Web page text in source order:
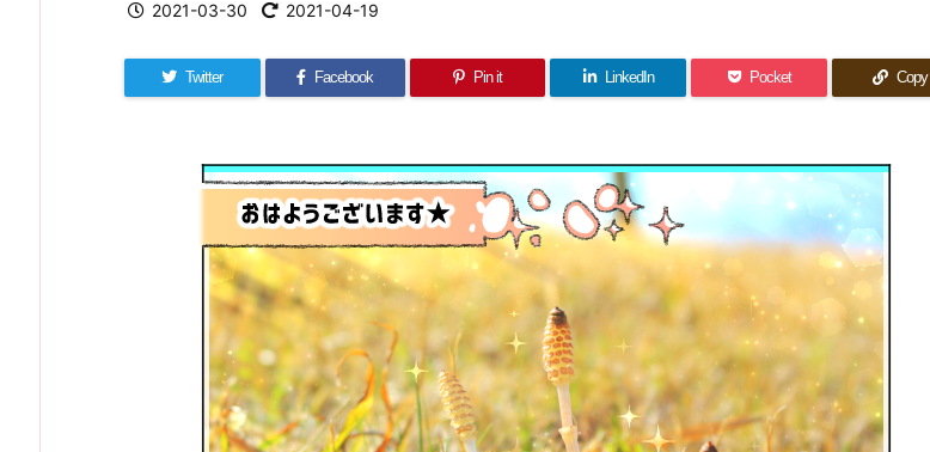
2021-03-30 2021-04-19
Twitter Facebook Pin it LinkedIn Pocket Copy